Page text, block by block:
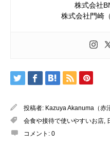
株式会社
株式会社門崎
投稿者: Kazuya Akanuma（赤
会食や接待で使いやすいお店
コメント: 0